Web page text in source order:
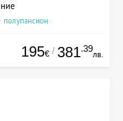
195€ / 381.39
лв.